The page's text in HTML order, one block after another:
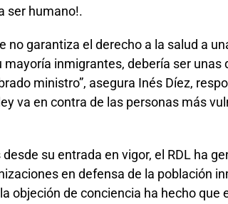
ser humano!.
no garantiza el derecho a la salud a
mayoría inmigrantes, debería ser unas
ministro”, asegura Inés Díez,
va en contra de las personas más
su entrada en vigor, el RDL ha
en defensa de la población
objeción de conciencia ha hecho que